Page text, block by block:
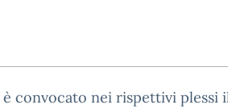
convocato nei rispettivi plessi